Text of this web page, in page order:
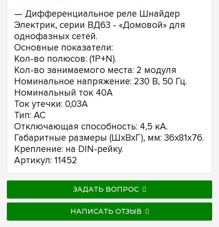
— Дифференциальное реле Шнайдер
Электрик, серии ВД63 - «Домовой» для
однофазных сетей.
Основные показатели:
Кол-во полюсов: (1P+N).
Кол-во занимаемого места: 2 модуля
Номинальное напряжение: 230 В, 50 Гц.
Номинальный ток 40А
Ток утечки: 0,03A
Тип: АС
Отключающая способность: 4,5 кА.
Габаритные размеры (ШхВхГ), мм: 36х81х76.
Крепление: на DIN-рейку.
Артикул: 11452
ЗАДАТЬ ВОПРОС
НАПИСАТЬ ОТЗЫВ